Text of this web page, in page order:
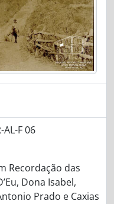
AL-F 06
Recordação das
Dona Isabel,
Prado e Caxias